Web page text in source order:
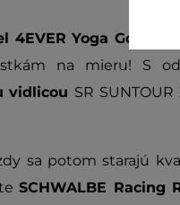
Yoga Gold
na mieru! S
vidlicou SR
sa potom starajú
SCHWALBE Racing